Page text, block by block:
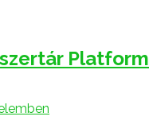
Platform